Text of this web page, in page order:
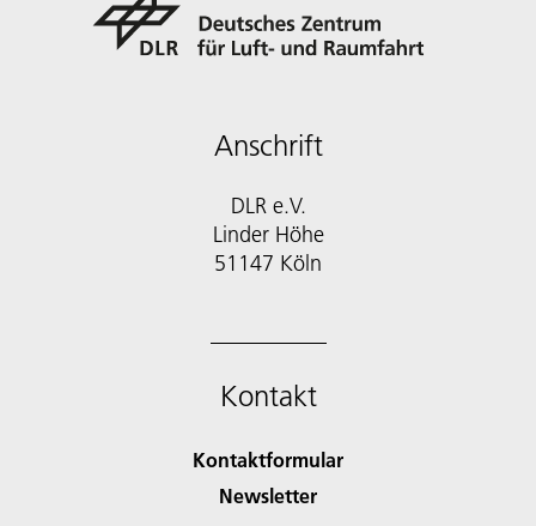
Anschrift
DLR e.V.
Linder Höhe
51147 Köln
Kontakt
Kontaktformular
Newsletter